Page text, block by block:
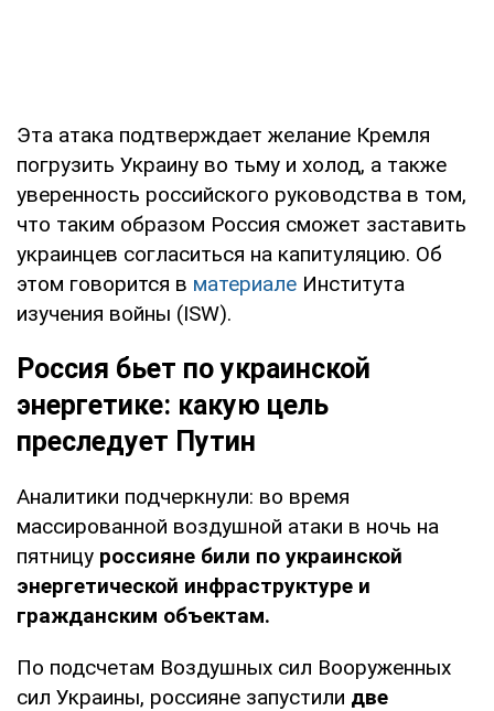
Эта атака подтверждает желание Кремля
погрузить Украину во тьму и холод, а также
уверенность российского руководства в том,
что таким образом Россия сможет заставить
украинцев согласиться на капитуляцию. Об
этом говорится в материале Института
изучения войны (ISW).
Россия бьет по украинской
энергетике: какую цель
преследует Путин
Аналитики подчеркнули: во время
массированной воздушной атаки в ночь на
пятницу россияне били по украинской
энергетической инфраструктуре и
гражданским объектам.
По подсчетам Воздушных сил Вооруженных
сил Украины, россияне запустили две